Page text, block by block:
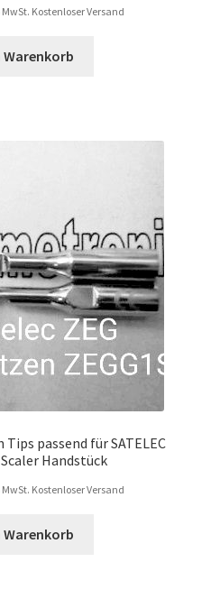
MwSt. Kostenloser Versand
Warenkorb
Tips passend für SATELEC
Handstück
MwSt. Kostenloser Versand
Warenkorb